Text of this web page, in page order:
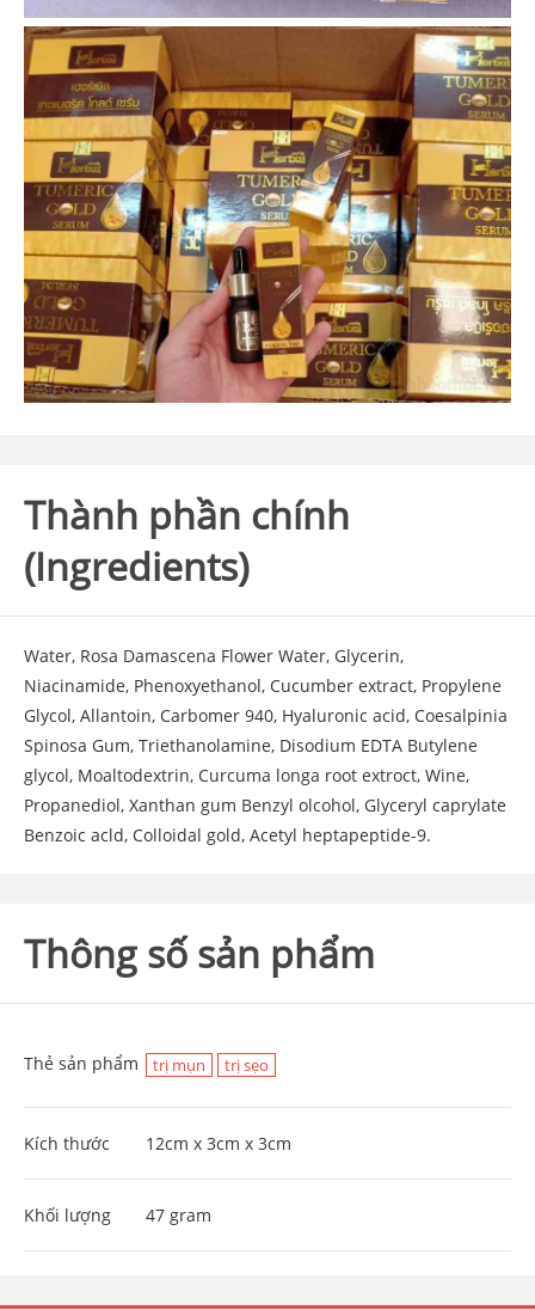
Thành phần chính
(Ingredients)
Water, Rosa Damascena Flower Water, Glycerin,
Niacinamide, Phenoxyethanol, Cucumber extract, Propylene
Glycol, Allantoin, Carbomer 940, Hyaluronic acid, Coesalpinia
Spinosa Gum, Triethanolamine, Disodium EDTA Butylene
glycol, Moaltodextrin, Curcuma longa root extroct, Wine,
Propanediol, Xanthan gum Benzyl olcohol, Glyceryl caprylate
Benzoic acld, Colloidal gold, Acetyl heptapeptide-9.
Thông số sản phẩm
Thẻ sản phẩm trị mụn trị sẹo
Kích thước 12cm x 3cm x 3cm
Khối lượng 47 gram